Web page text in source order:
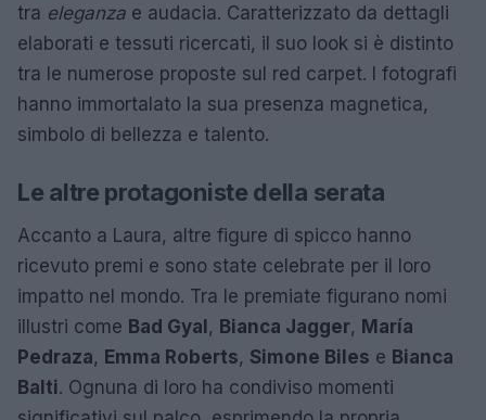
tra eleganza e audacia. Caratterizzato da dettagli
elaborati e tessuti ricercati, il suo look si è distinto
tra le numerose proposte sul red carpet. I fotografi
hanno immortalato la sua presenza magnetica,
simbolo di bellezza e talento.
Le altre protagoniste della serata
Accanto a Laura, altre figure di spicco hanno
ricevuto premi e sono state celebrate per il loro
impatto nel mondo. Tra le premiate figurano nomi
illustri come Bad Gyal, Bianca Jagger, María
Pedraza, Emma Roberts, Simone Biles e Bianca
Balti. Ognuna di loro ha condiviso momenti